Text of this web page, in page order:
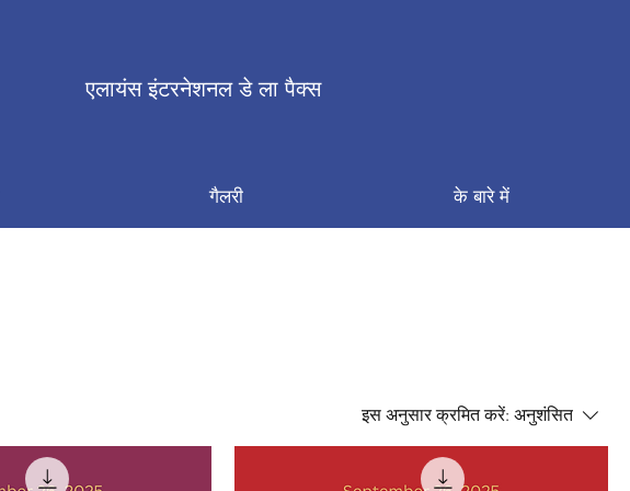
एलायंस इंटरनेशनल डे ला पैक्स
गैलरी के बारे में
इस अनुसार क्रमित करें: अनुशंसित